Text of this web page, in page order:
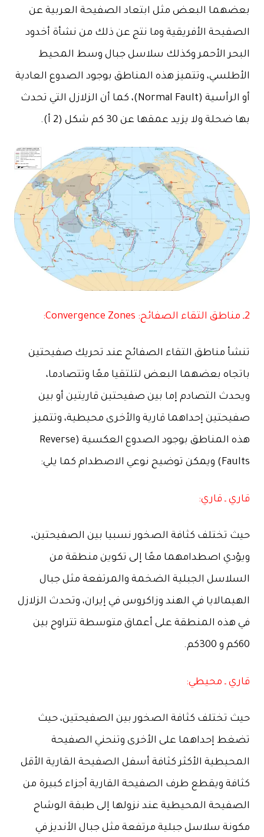
بعضهما البعض مثل ابتعاد الصفيحة العربية عن
الصفيحة الأفريقية وما نتج عن ذلك من نشأة أخدود
البحر الأحمر وكذلك سلاسل جبال وسط المحيط
الأطلسي، وتتميز هذه المناطق بوجود الصدوع العادية
أو الرأسية (Normal Fault)، كما أن الزلازل التي تحدث
بها ضحلة ولا يزيد عمقها عن 30 كم شكل (2 أ).
2ـ مناطق التقاء الصفائح: Convergence Zones:
تنشأ مناطق التقاء الصفائح عند تحريك صفيحتين
باتجاه بعضهما البعض لتلتقيا معًا وتتصادما،
ويحدث التصادم إما بين صفيحتين قاريتين أو بين
صفيحتين إحداهما قارية والأخرى محيطية، وتتميز
هذه المناطق بوجود الصدوع العكسية (Reverse
Faults) ويمكن توضيح نوعي الاصطدام كما يلي:
قاري ـ قاري:
حيث تختلف كثافة الصخور نسبيا بين الصفيحتين،
ويؤدي اصطدامهما معًا إلى تكوين منطقة من
السلاسل الجبلية الضخمة والمرتفعة مثل جبال
الهيمالايا في الهند وزاكروس في إيران، وتحدث الزلازل
في هذه المنطقة على أعماق متوسطة تتراوح بين
60كم و 300كم.
قاري ـ محيطي:
حيث تختلف كثافة الصخور بين الصفيحتين، حيث
تضغط إحداهما على الأخرى وتنحني الصفيحة
المحيطية الأكثر كثافة أسفل الصفيحة القارية الأقل
كثافة ويقطع طرف الصفيحة القارية أجزاء كبيرة من
الصفيحة المحيطية عند نزولها إلى طبقة الوشاح
مكونة سلاسل جبلية مرتفعة مثل جبال الأنديز في